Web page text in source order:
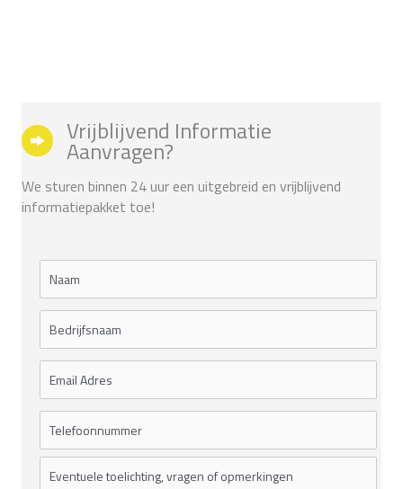
Vrijblijvend Informatie
Aanvragen?
We sturen binnen 24 uur een uitgebreid en vrijblijvend
informatiepakket toe!